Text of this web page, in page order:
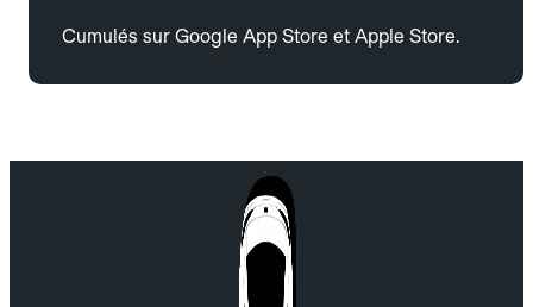
Cumulés sur Google App Store et Apple Store.